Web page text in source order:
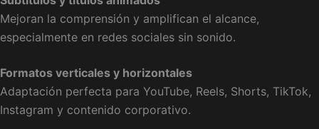
Mejoran la comprensión y amplifican el alcance,
especialmente en redes sociales sin sonido.
Formatos verticales y horizontales
Adaptación perfecta para YouTube, Reels, Shorts, TikTok,
Instagram y contenido corporativo.